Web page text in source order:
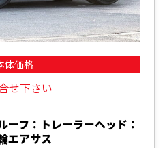
体価格
せ下さい
ーフ：トレーラーヘッド：
エアサス